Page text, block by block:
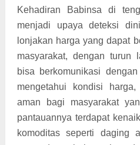
Kehadiran Babinsa di
menjadi upaya deteksi
lonjakan harga yang dapat
masyarakat, dengan turun
bisa berkomunikasi
mengetahui kondisi
aman bagi masyarakat
pantauannya terdapat
komoditas seperti daging